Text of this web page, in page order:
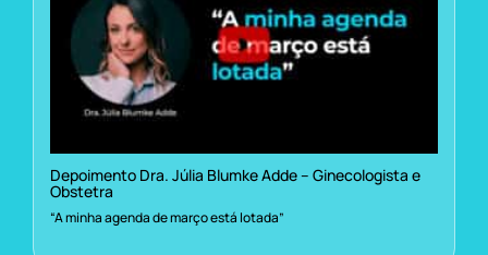
Depoimento Dra. Júlia Blumke Adde – Ginecologista e
Obstetra
“A minha agenda de março está lotada”